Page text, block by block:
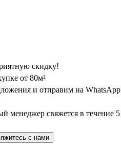
скидку!
от 80м²
и отправим на WhatsApp
менеджер свяжется в течение 5
с нами